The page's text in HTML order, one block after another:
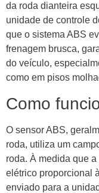
da roda dianteira
unidade de controle
que o sistema ABS
frenagem brusca,
do veículo,
como em pisos
Como
O sensor ABS,
roda, utiliza um
roda. À medida que
elétrico proporcional
enviado para a